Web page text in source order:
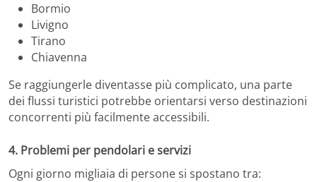
Bormio
Livigno
Tirano
Chiavenna
Se raggiungerle diventasse più complicato, una parte
dei flussi turistici potrebbe orientarsi verso destinazioni
concorrenti più facilmente accessibili.
4. Problemi per pendolari e servizi
Ogni giorno migliaia di persone si spostano tra: